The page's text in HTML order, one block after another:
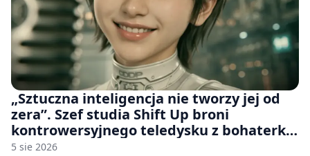
„Sztuczna inteligencja nie tworzy jej od
zera”. Szef studia Shift Up broni
kontrowersyjnego teledysku z bohaterką
Stellar Blade: Blood Rain
5 sie 2026